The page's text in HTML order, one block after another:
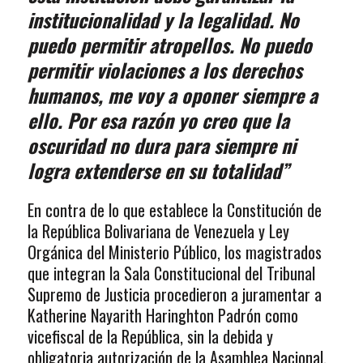
institucionalidad y la legalidad. No
puedo permitir atropellos. No puedo
permitir violaciones a los derechos
humanos, me voy a oponer siempre a
ello. Por esa razón yo creo que la
oscuridad no dura para siempre ni
logra extenderse en su totalidad”
En contra de lo que establece la Constitución de
la República Bolivariana de Venezuela y Ley
Orgánica del Ministerio Público, los magistrados
que integran la Sala Constitucional del Tribunal
Supremo de Justicia procedieron a juramentar a
Katherine Nayarith Haringhton Padrón como
vicefiscal de la República, sin la debida y
obligatoria autorización de la Asamblea Nacional.